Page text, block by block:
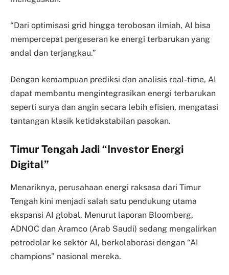
“Dari optimisasi grid hingga terobosan ilmiah, AI bisa
mempercepat pergeseran ke energi terbarukan yang
andal dan terjangkau.”
Dengan kemampuan prediksi dan analisis real-time, AI
dapat membantu mengintegrasikan energi terbarukan
seperti surya dan angin secara lebih efisien, mengatasi
tantangan klasik ketidakstabilan pasokan.
Timur Tengah Jadi “Investor Energi
Digital”
Menariknya, perusahaan energi raksasa dari Timur
Tengah kini menjadi salah satu pendukung utama
ekspansi AI global. Menurut laporan Bloomberg,
ADNOC dan Aramco (Arab Saudi) sedang mengalirkan
petrodolar ke sektor AI, berkolaborasi dengan “AI
champions” nasional mereka.